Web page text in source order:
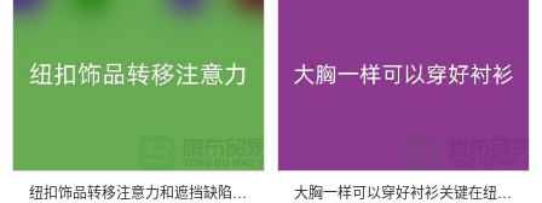
纽扣饰品转移注意力和遮挡缺陷-纽扣回收利用-树脂纽扣回收公司 大胸一样可以穿好衬衫关键在纽扣-纽扣回收价格-衬衫纽扣回收公司